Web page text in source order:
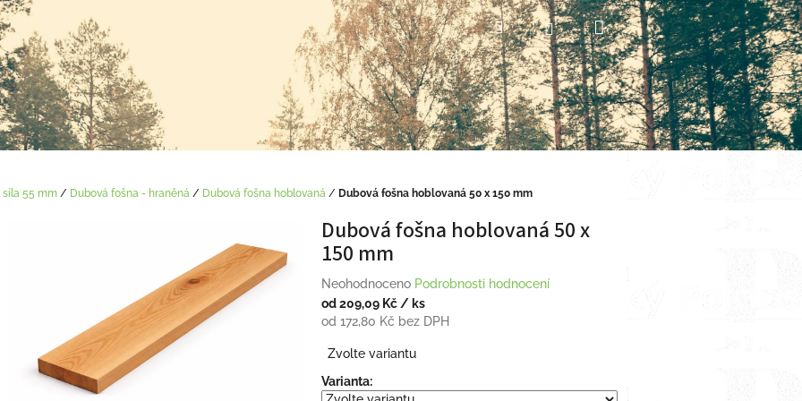
HledatPřihlášeníNákupní
košík
síla 55 mm / Dubová fošna - hraněná / Dubová fošna hoblovaná / Dubová fošna hoblovaná 50 x 150 mm
Dubová fošna hoblovaná 50 x
150 mm
Průměrné
hodnocení
produktu
0,0
z
5
Neohodnoceno Podrobnosti hodnocení
od209,09 Kč / ks
od 172,80 Kč bez DPH
cena:
Zvolte variantu
Varianta: